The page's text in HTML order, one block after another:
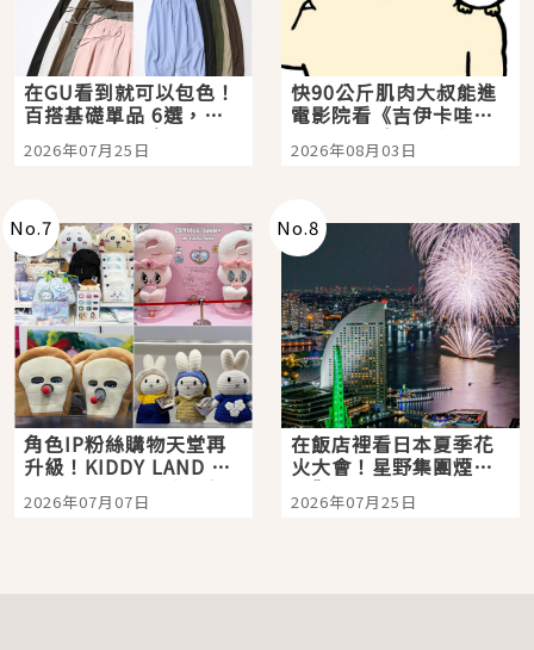
在GU看到就可以包色！
百搭基礎單品 6選，閉
眼全收也不心疼
2026年07月25日
快90公斤肌肉大叔能進
電影院看《吉伊卡哇》
嗎？日本重金屬樂團
「打首」會長與nagano
2026年08月03日
No.7
角色IP粉絲購物天堂再
升級！KIDDY LAND 原
宿店吉伊卡哇迎客，新
開幕 OMOKADO 店3分
2026年07月07日
No.8
在飯店裡看日本夏季花
火大會！星野集團煙火
景觀飯店6選，讓你不用
人擠人悠閒欣賞
2026年07月25日